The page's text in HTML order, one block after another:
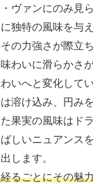
ヴァンにのみ見
独特の風味を与
の力強さが際立
わいに滑らかさ
いへと変化して
溶け込み、円み
果実の風味はド
しいニュアンス
します。
るごとにその魅